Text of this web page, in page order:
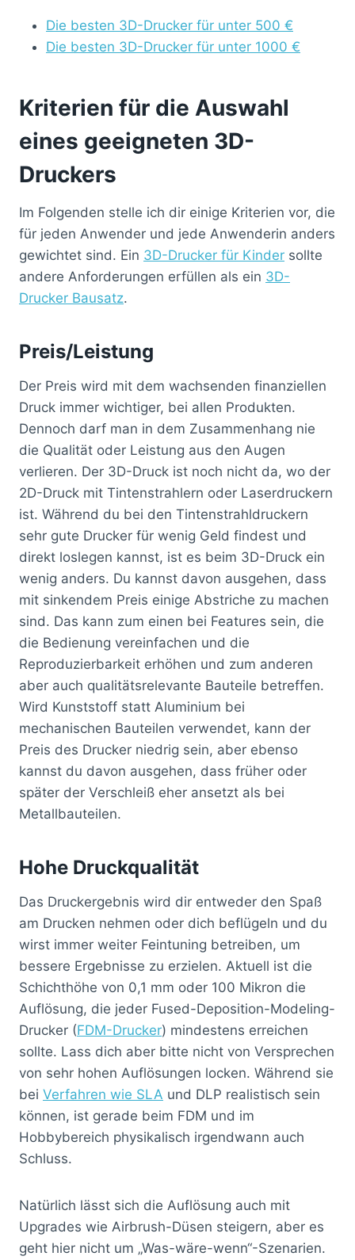
Die besten 3D-Drucker für unter 500 €
Die besten 3D-Drucker für unter 1000 €
Kriterien für die Auswahl
eines geeigneten 3D-
Druckers
Im Folgenden stelle ich dir einige Kriterien vor, die
für jeden Anwender und jede Anwenderin anders
gewichtet sind. Ein 3D-Drucker für Kinder sollte
andere Anforderungen erfüllen als ein 3D-
Drucker Bausatz.
Preis/Leistung
Der Preis wird mit dem wachsenden finanziellen
Druck immer wichtiger, bei allen Produkten.
Dennoch darf man in dem Zusammenhang nie
die Qualität oder Leistung aus den Augen
verlieren. Der 3D-Druck ist noch nicht da, wo der
2D-Druck mit Tintenstrahlern oder Laserdruckern
ist. Während du bei den Tintenstrahldruckern
sehr gute Drucker für wenig Geld findest und
direkt loslegen kannst, ist es beim 3D-Druck ein
wenig anders. Du kannst davon ausgehen, dass
mit sinkendem Preis einige Abstriche zu machen
sind. Das kann zum einen bei Features sein, die
die Bedienung vereinfachen und die
Reproduzierbarkeit erhöhen und zum anderen
aber auch qualitätsrelevante Bauteile betreffen.
Wird Kunststoff statt Aluminium bei
mechanischen Bauteilen verwendet, kann der
Preis des Drucker niedrig sein, aber ebenso
kannst du davon ausgehen, dass früher oder
später der Verschleiß eher ansetzt als bei
Metallbauteilen.
Hohe Druckqualität
Das Druckergebnis wird dir entweder den Spaß
am Drucken nehmen oder dich beflügeln und du
wirst immer weiter Feintuning betreiben, um
bessere Ergebnisse zu erzielen. Aktuell ist die
Schichthöhe von 0,1 mm oder 100 Mikron die
Auflösung, die jeder Fused-Deposition-Modeling-
Drucker (FDM-Drucker) mindestens erreichen
sollte. Lass dich aber bitte nicht von Versprechen
von sehr hohen Auflösungen locken. Während sie
bei Verfahren wie SLA und DLP realistisch sein
können, ist gerade beim FDM und im
Hobbybereich physikalisch irgendwann auch
Schluss.
Natürlich lässt sich die Auflösung auch mit
Upgrades wie Airbrush-Düsen steigern, aber es
geht hier nicht um „Was-wäre-wenn“-Szenarien.